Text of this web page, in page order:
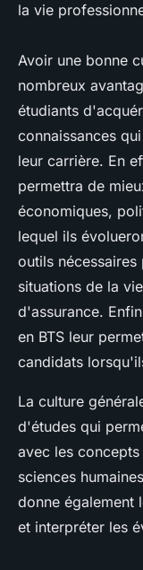
la vie
Avoir une bonne
nombreux
étudiants
connaissances
leur carrière. En
permettra de
économiques,
lequel ils
outils
situations de la
d'assurance.
en BTS leur
candidats
La culture
d'études qui
avec les
sciences
donne également
et interpréter les